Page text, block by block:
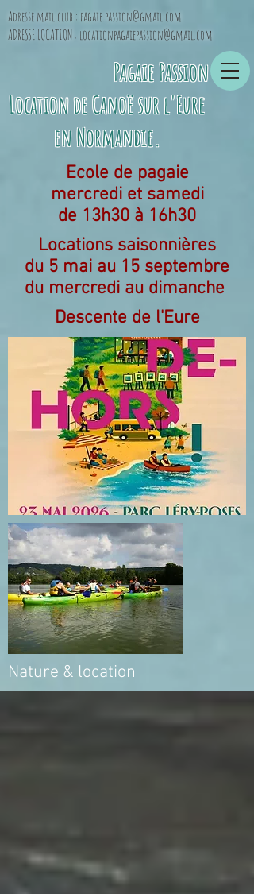
Pagaie Passion
Location de Canoë sur l'Eure
en Normandie.
Locations saisonnières
du 5 mai au 15 septembre
du mercredi au dimanche
Ecole de pagaie
mercredi et samedi
de 13h30 à 16h30
Descente de l'Eure
Adresse mail club : pagaie.passion@gmail.com
ADRESSE LOCATION : locationpagaiepassion@gmail.com
Nature & location